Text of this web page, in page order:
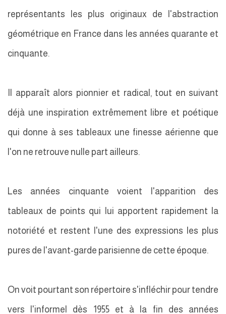
représentants les plus originaux de l'abstraction
géométrique en France dans les années quarante et
cinquante.
Il apparaît alors pionnier et radical, tout en suivant
déjà une inspiration extrêmement libre et poétique
qui donne à ses tableaux une finesse aérienne que
l'on ne retrouve nulle part ailleurs.
Les années cinquante voient l'apparition des
tableaux de points qui lui apportent rapidement la
notoriété et restent l'une des expressions les plus
pures de l'avant-garde parisienne de cette époque.
On voit pourtant son répertoire s'infléchir pour tendre
vers l'informel dès 1955 et à la fin des années